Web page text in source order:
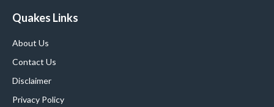
Quakes Links
About Us
Contact Us
Disclaimer
Privacy Policy